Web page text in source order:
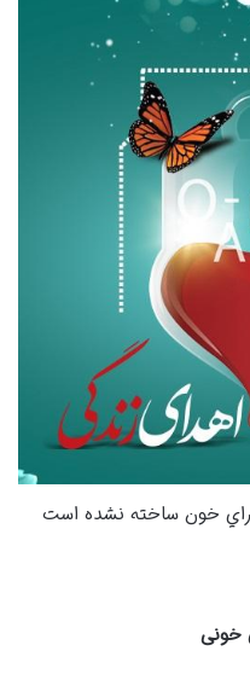
خون ساخته نشده است
خونی